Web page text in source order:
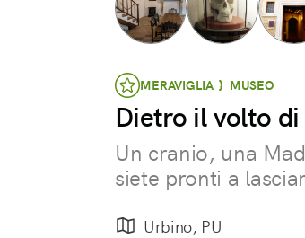
MERAVIGLIA } MUSEO
Dietro il volto
Un cranio, una
siete pronti a
Urbino, PU